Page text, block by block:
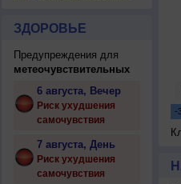
ЗДОРОВЬЕ
Предупреждения для
метеочувствительных
6 августа, Вечер
Риск ухудшения
самочувствия
7 августа, День
Риск ухудшения
самочувствия